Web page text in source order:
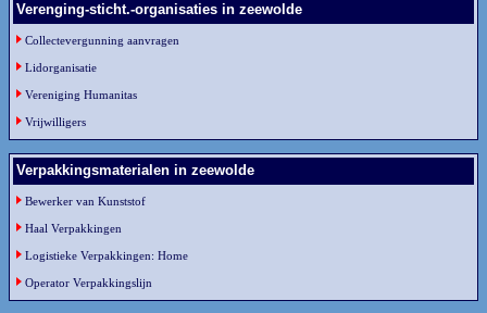
Verenging-sticht.-organisaties in zeewolde
Collectevergunning aanvragen
Lidorganisatie
Vereniging Humanitas
Vrijwilligers
Verpakkingsmaterialen in zeewolde
Bewerker van Kunststof
Haal Verpakkingen
Logistieke Verpakkingen: Home
Operator Verpakkingslijn